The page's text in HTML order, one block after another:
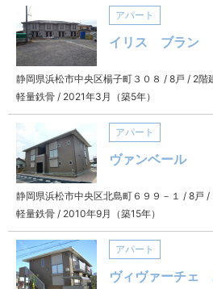
アパート
イリス ブラン
静岡県浜松市中央区楊子町３０８ / 8戸 / 2階
軽量鉄骨 / 2021年3月（築5年）
アパート
ヴァンベール
静岡県浜松市中央区北島町６９９－１ / 8戸 /
軽量鉄骨 / 2010年9月（築15年）
アパート
ヴィヴァーチェ